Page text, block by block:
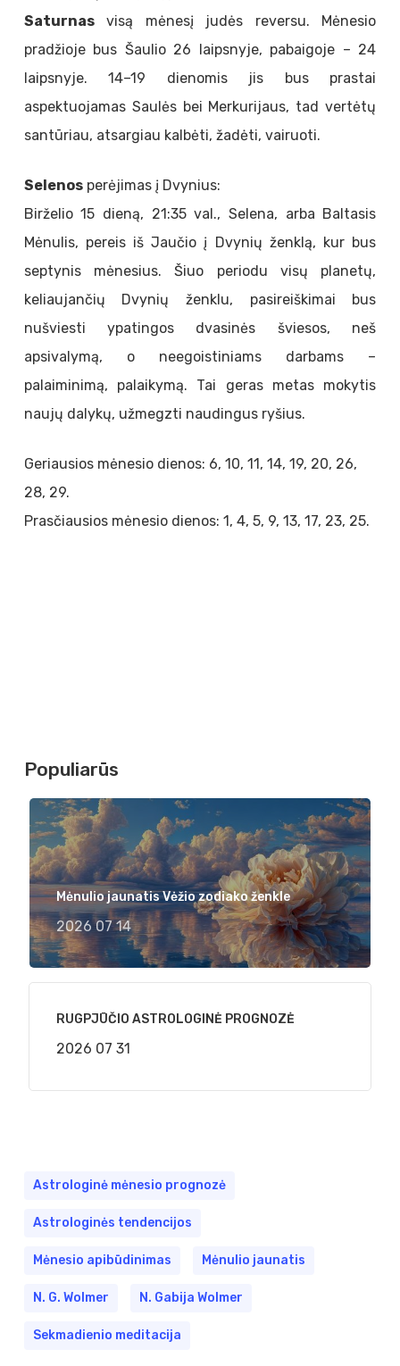
Saturnasvisą mėnesį judės reversu. Mėnesio
pradžioje bus Šaulio 26 laipsnyje, pabaigoje – 24
laipsnyje. 14–19 dienomis jis bus prastai
aspektuojamas Saulės bei Merkurijaus, tad vertėtų
santūriau, atsargiau kalbėti, žadėti, vairuoti.
Selenosperėjimas į Dvynius:
Birželio 15 dieną, 21:35 val., Selena, arba Baltasis
Mėnulis, pereis iš Jaučio į Dvynių ženklą, kur bus
septynis mėnesius. Šiuo periodu visų planetų,
keliaujančių Dvynių ženklu, pasireiškimai bus
nušviesti ypatingos dvasinės šviesos, neš
apsivalymą, o neegoistiniams darbams –
palaiminimą, palaikymą. Tai geras metas mokytis
naujų dalykų, užmegzti naudingus ryšius.
Geriausios mėnesio dienos: 6, 10, 11, 14, 19, 20, 26,
28, 29.
Prasčiausios mėnesio dienos: 1, 4, 5, 9, 13, 17, 23, 25.
Populiarūs
Mėnulio jaunatis Vėžio zodiako ženkle
2026 07 14
RUGPJŪČIO ASTROLOGINĖ PROGNOZĖ
2026 07 31
Astrologinė mėnesio prognozė
Astrologinės tendencijos
Mėnesio apibūdinimas Mėnulio jaunatis
N. G. Wolmer N. Gabija Wolmer
Sekmadienio meditacija